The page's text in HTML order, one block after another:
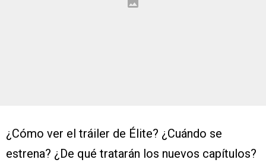
¿Cómo ver el tráiler de Élite? ¿Cuándo se
estrena? ¿De qué tratarán los nuevos capítulos?